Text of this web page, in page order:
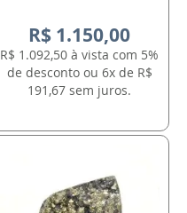
R$ 1.150,00
R$ 1.092,50 à vista com 5%
de desconto ou 6x de R$
191,67 sem juros.